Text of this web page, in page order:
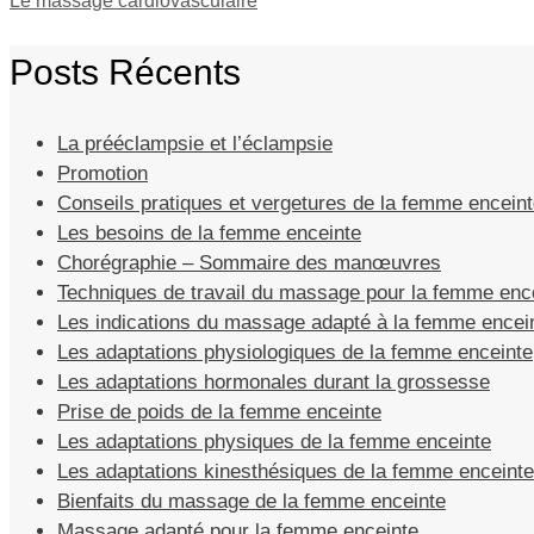
Posts Récents
La prééclampsie et l’éclampsie
Promotion
Conseils pratiques et vergetures de la femme
Les besoins de la femme enceinte
Chorégraphie – Sommaire des manœuvres
Techniques de travail du massage pour la femme
Les indications du massage adapté à la femme
Les adaptations physiologiques de la femme enceinte
Les adaptations hormonales durant la grossesse
Prise de poids de la femme enceinte
Les adaptations physiques de la femme enceinte
Les adaptations kinesthésiques de la femme enceinte
Bienfaits du massage de la femme enceinte